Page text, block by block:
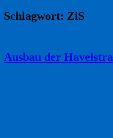
Schlagwort: ZiS
Ausbau der